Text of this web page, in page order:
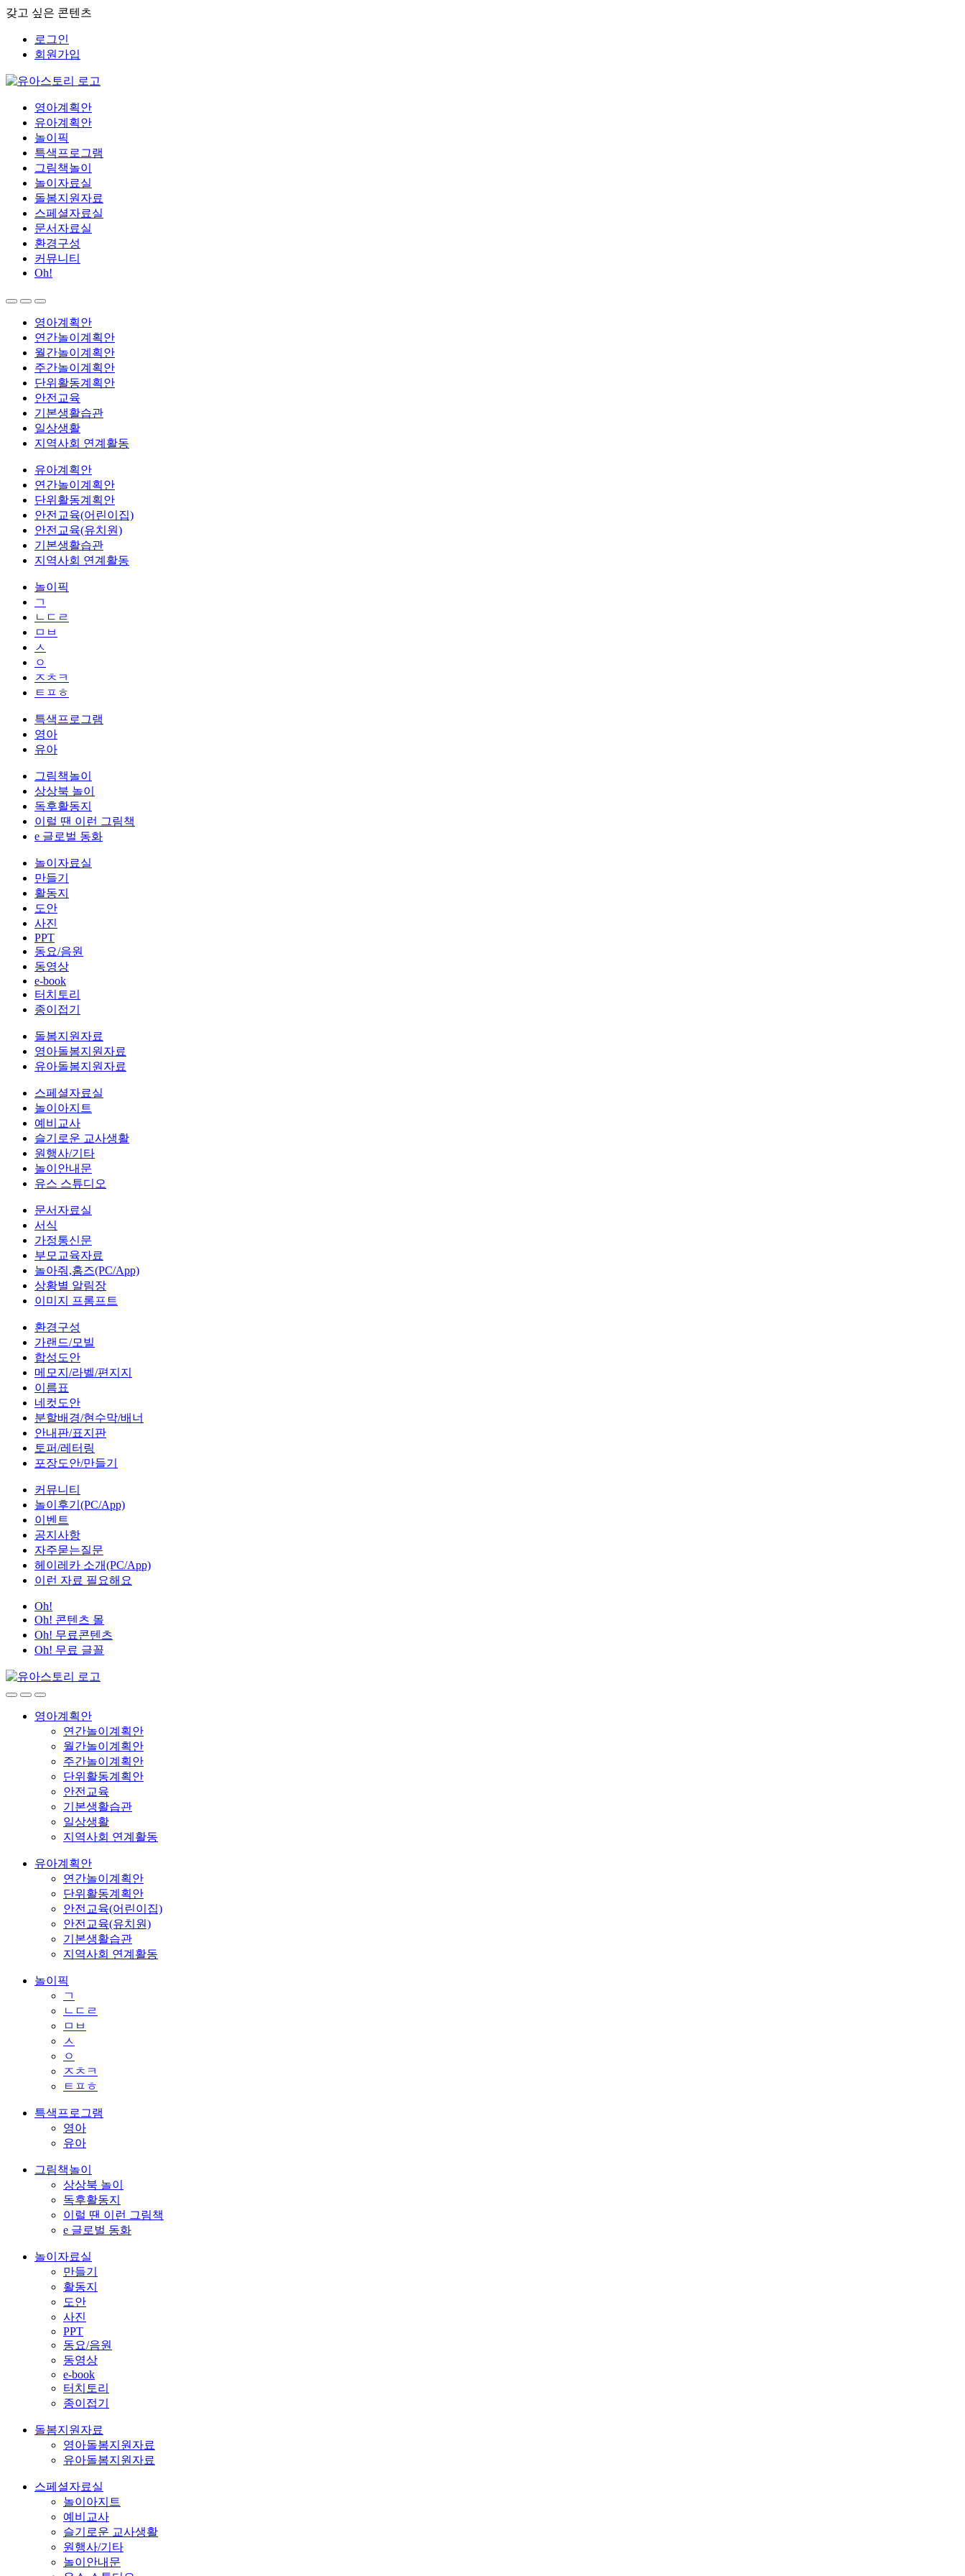
갖고 싶은 콘텐츠
로그인
회원가입
영아계획안
유아계획안
놀이픽
특색프로그램
그림책놀이
놀이자료실
돌봄지원자료
스페셜자료실
문서자료실
환경구성
커뮤니티
Oh!
영아계획안
연간놀이계획안
월간놀이계획안
주간놀이계획안
단위활동계획안
안전교육
기본생활습관
일상생활
지역사회 연계활동
유아계획안
연간놀이계획안
단위활동계획안
안전교육(어린이집)
안전교육(유치원)
기본생활습관
지역사회 연계활동
놀이픽
ㄱ
ㄴㄷㄹ
ㅁㅂ
ㅅ
ㅇ
ㅈㅊㅋ
ㅌㅍㅎ
특색프로그램
영아
유아
그림책놀이
상상북 놀이
독후활동지
이럴 땐 이런 그림책
e 글로벌 동화
놀이자료실
만들기
활동지
도안
사진
PPT
동요/음원
동영상
e-book
터치토리
종이접기
돌봄지원자료
영아돌봄지원자료
유아돌봄지원자료
스페셜자료실
놀이아지트
예비교사
슬기로운 교사생활
원행사/기타
놀이안내문
유스 스튜디오
문서자료실
서식
가정통신문
부모교육자료
놀아줘,홈즈(PC/App)
상황별 알림장
이미지 프롬프트
환경구성
가랜드/모빌
합성도안
메모지/라벨/편지지
이름표
네컷도안
분할배경/현수막/배너
안내판/표지판
토퍼/레터링
포장도안/만들기
커뮤니티
놀이후기(PC/App)
이벤트
공지사항
자주묻는질문
헤이레카 소개(PC/App)
이런 자료 필요해요
Oh!
Oh! 콘텐츠 몰
Oh! 무료콘텐츠
Oh! 무료 글꼴
영아계획안
연간놀이계획안
월간놀이계획안
주간놀이계획안
단위활동계획안
안전교육
기본생활습관
일상생활
지역사회 연계활동
유아계획안
연간놀이계획안
단위활동계획안
안전교육(어린이집)
안전교육(유치원)
기본생활습관
지역사회 연계활동
놀이픽
ㄱ
ㄴㄷㄹ
ㅁㅂ
ㅅ
ㅇ
ㅈㅊㅋ
ㅌㅍㅎ
특색프로그램
영아
유아
그림책놀이
상상북 놀이
독후활동지
이럴 땐 이런 그림책
e 글로벌 동화
놀이자료실
만들기
활동지
도안
사진
PPT
동요/음원
동영상
e-book
터치토리
종이접기
돌봄지원자료
영아돌봄지원자료
유아돌봄지원자료
스페셜자료실
놀이아지트
예비교사
슬기로운 교사생활
원행사/기타
놀이안내문